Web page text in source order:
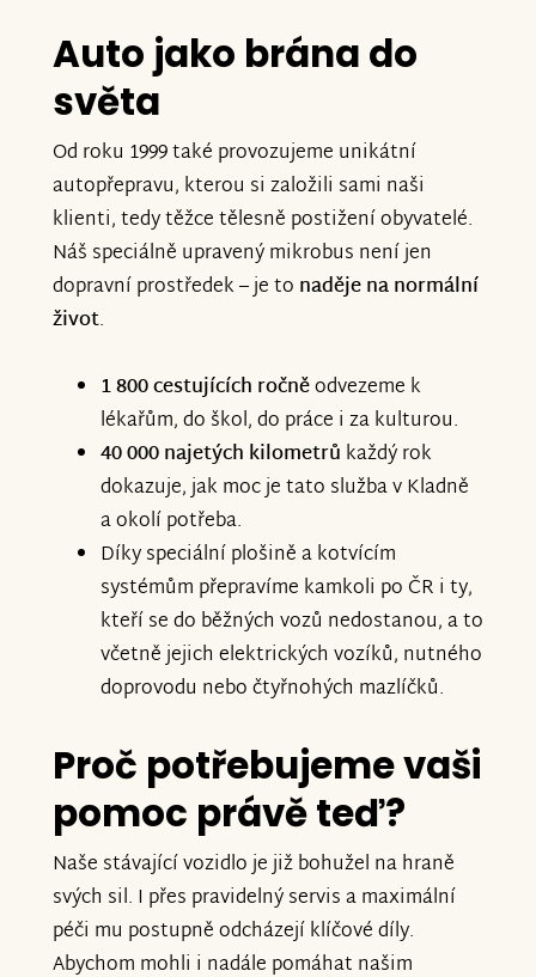
Auto jako brána do
světa
Od roku 1999 také provozujeme unikátní
autopřepravu, kterou si založili sami naši
klienti, tedy těžce tělesně postižení obyvatelé.
Náš speciálně upravený mikrobus není jen
dopravní prostředek – je to naděje na normální
život.
1 800 cestujících ročněodvezeme k
lékařům, do škol, do práce i za kulturou.
40 000 najetých kilometrů každý rok
dokazuje, jak moc je tato služba v Kladně
a okolí potřeba.
Díky speciální plošině a kotvícím
systémům přepravíme kamkoli po ČR i ty,
kteří se do běžných vozů nedostanou, a to
včetně jejich elektrických vozíků, nutného
doprovodu nebo čtyřnohých mazlíčků.
Proč potřebujeme vaši
pomoc právě teď?
Naše stávající vozidlo je již bohužel na hraně
svých sil. I přes pravidelný servis a maximální
péči mu postupně odcházejí klíčové díly.
Abychom mohli i nadále pomáhat našim